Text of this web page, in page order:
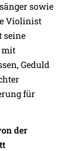
sowie
Violinist
seine
mit
Geduld
für
der